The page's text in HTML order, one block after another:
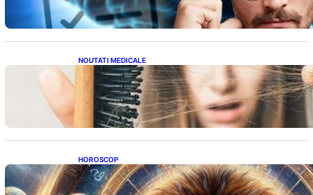
NOUTATI MEDICALE
Semnele unei deficiențe de proteine:
Impactul asupra sănătății tale
HOROSCOP
Portalul Leului 8/8: Oportunități de
Abundență pentru Cinci Zodii în 2026